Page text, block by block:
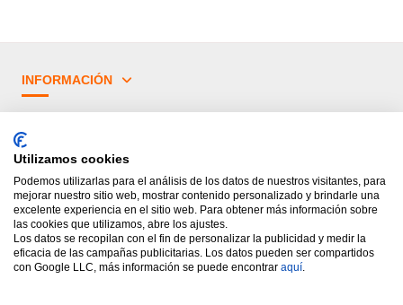
INFORMACIÓN
PRINCIPALES CATEGORÍAS
Utilizamos cookies
Podemos utilizarlas para el análisis de los datos de nuestros visitantes, para
mejorar nuestro sitio web, mostrar contenido personalizado y brindarle una
excelente experiencia en el sitio web. Para obtener más información sobre
las cookies que utilizamos, abre los ajustes.
Los datos se recopilan con el fin de personalizar la publicidad y medir la
eficacia de las campañas publicitarias. Los datos pueden ser compartidos
con Google LLC, más información se puede encontrar aquí.